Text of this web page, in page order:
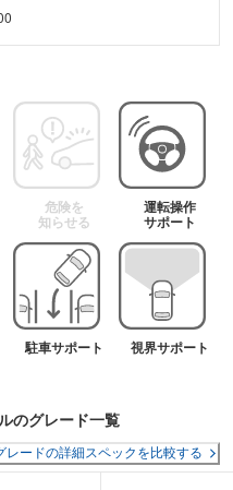
危険を
知らせる
運転操作
サポート
駐車サポート 視界サポート
のグレード一覧
レードの詳細スペックを比較する